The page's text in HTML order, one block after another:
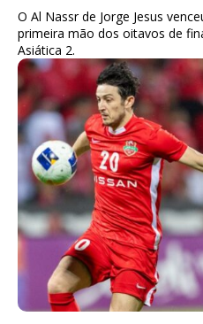
O Al Nassr de Jorge Jesus
primeira mão dos oitavos de
Asiática 2.